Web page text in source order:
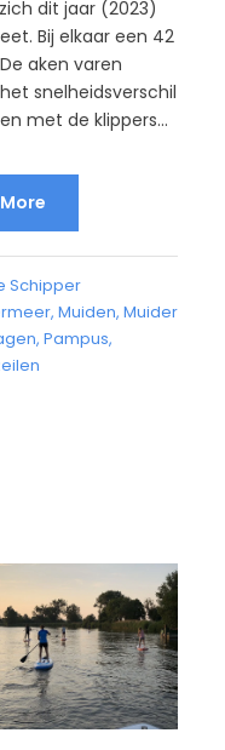
dit jaar (2023)
Bij elkaar een 42
aken varen
snelheidsverschil
met de klippers...
Schipper
, Muiden, Muider
, Pampus,